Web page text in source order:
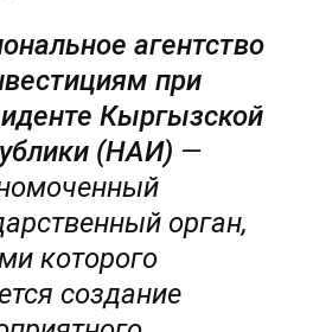
агентство
при
Кыргызской
(НАИ) —
орган,
которого
создание